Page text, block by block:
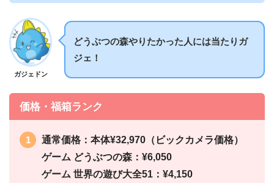
ガジェドン
どうぶつの森やりたかった人には当たりガ
ジェ！
価格・福箱ランク
通常価格：本体¥32,970（ビックカメラ価格）
ゲーム どうぶつの森：¥6,050
ゲーム 世界の遊び大全51：¥4,150